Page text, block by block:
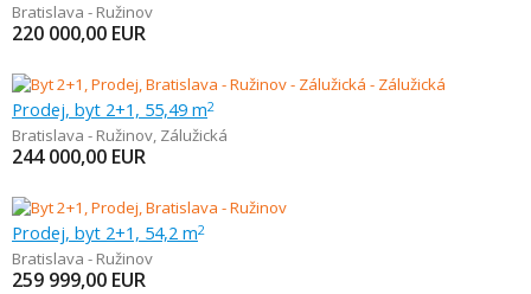
Bratislava - Ružinov
220 000,00 EUR
Prodej, byt 2+1, 55,49 m2
Bratislava - Ružinov, Zálužická
244 000,00 EUR
Prodej, byt 2+1, 54,2 m2
Bratislava - Ružinov
259 999,00 EUR